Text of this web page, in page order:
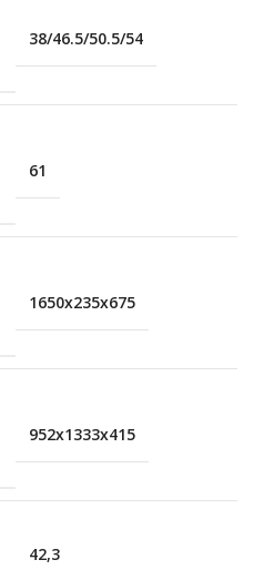
38/46.5/50.5/54
61
1650x235x675
952x1333x415
42,3